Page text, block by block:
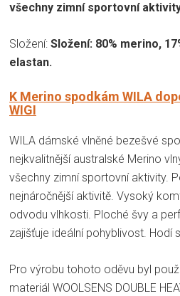
všechny zimní sportovní
Složení: Složení: 80% merino,
elastan.
K Merino spodkám WILA
WIGI
WILA dámské vlněné bezešvé
nejkvalitnější australské Merino
všechny zimní sportovní aktivity.
nejnáročnější aktivitě. Vysoký
odvodu vlhkosti. Ploché švy a
zajišťuje ideální pohyblivost. Hodí
Pro výrobu tohoto oděvu byl
materiál WOOLSENS DOUBLE